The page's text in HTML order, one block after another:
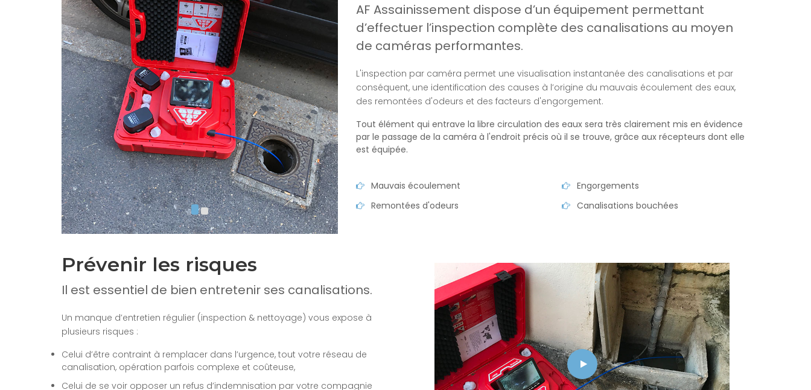
AF Assainissement dispose d’un équipement permettant
d’effectuer l’inspection complète des canalisations au moyen
de caméras performantes.
L'inspection par caméra permet une visualisation instantanée des canalisations et par
conséquent, une identification des causes à l’origine du mauvais écoulement des eaux,
des remontées d'odeurs et des facteurs d'engorgement.
Tout élément qui entrave la libre circulation des eaux sera très clairement mis en évidence
par le passage de la caméra à l'endroit précis où il se trouve, grâce aux récepteurs dont elle
est équipée.
Mauvais écoulement
Remontées d'odeurs
Engorgements
Canalisations bouchées
Prévenir les risques
Il est essentiel de bien entretenir ses canalisations.
Un manque d’entretien régulier (inspection & nettoyage) vous expose à
plusieurs risques :
Celui d’être contraint à remplacer dans l’urgence, tout votre réseau de
canalisation, opération parfois complexe et coûteuse,
Celui de se voir opposer un refus d’indemnisation par votre compagnie